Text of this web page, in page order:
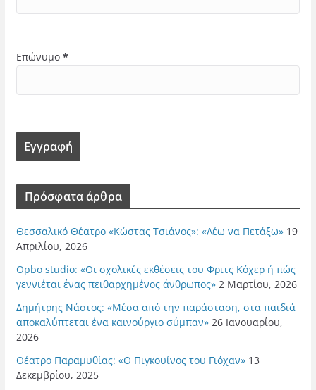
Επώνυμο *
Πρόσφατα άρθρα
Θεσσαλικό Θέατρο «Κώστας Τσιάνος»: «Λέω να Πετάξω» 19
Απριλίου, 2026
Opbo studio: «Οι σχολικές εκθέσεις του Φριτς Κόχερ ή πώς
γεννιέται ένας πειθαρχημένος άνθρωπος» 2 Μαρτίου, 2026
Δημήτρης Νάστος: «Μέσα από την παράσταση, στα παιδιά
αποκαλύπτεται ένα καινούργιο σύμπαν» 26 Ιανουαρίου,
2026
Θέατρο Παραμυθίας: «Ο Πιγκουίνος του Γιόχαν» 13
Δεκεμβρίου, 2025